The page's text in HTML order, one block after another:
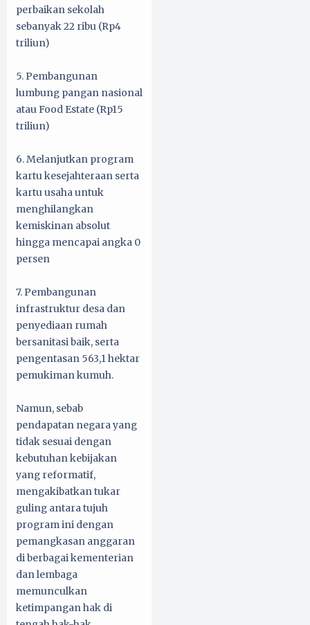
perbaikan sekolah
sebanyak 22 ribu (Rp4
triliun)
5. Pembangunan
lumbung pangan nasional
atau Food Estate (Rp15
triliun)
6. Melanjutkan program
kartu kesejahteraan serta
kartu usaha untuk
menghilangkan
kemiskinan absolut
hingga mencapai angka 0
persen
7. Pembangunan
infrastruktur desa dan
penyediaan rumah
bersanitasi baik, serta
pengentasan 563,1 hektar
pemukiman kumuh.
Namun, sebab
pendapatan negara yang
tidak sesuai dengan
kebutuhan kebijakan
yang reformatif,
mengakibatkan tukar
guling antara tujuh
program ini dengan
pemangkasan anggaran
di berbagai kementerian
dan lembaga
memunculkan
ketimpangan hak di